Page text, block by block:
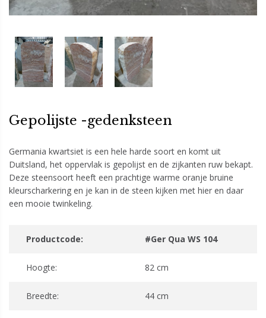
Gepolijste -gedenksteen
Germania kwartsiet is een hele harde soort en komt uit
Duitsland, het oppervlak is gepolijst en de zijkanten ruw bekapt.
Deze steensoort heeft een prachtige warme oranje bruine
kleurscharkering en je kan in de steen kijken met hier en daar
een mooie twinkeling.
Productcode: #Ger Qua WS 104
Hoogte: 82 cm
Breedte: 44 cm